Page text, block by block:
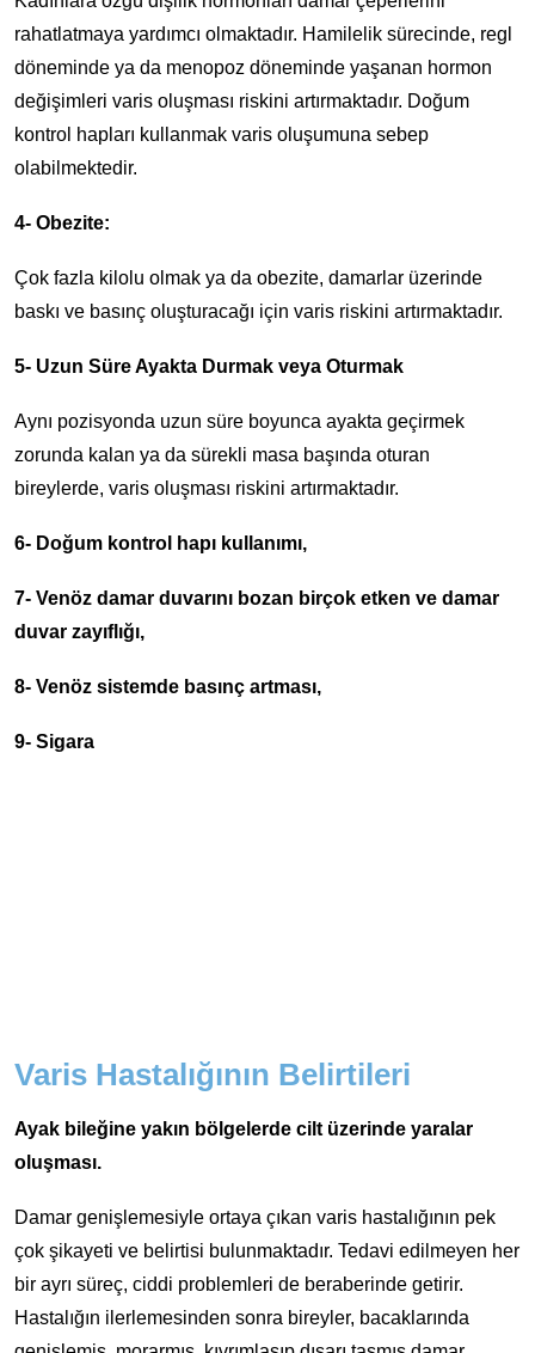
rahatlatmaya yardımcı olmaktadır. Hamilelik sürecinde, regl
döneminde ya da menopoz döneminde yaşanan hormon
değişimleri varis oluşması riskini artırmaktadır. Doğum
kontrol hapları kullanmak varis oluşumuna sebep
olabilmektedir.
4- Obezite:
Çok fazla kilolu olmak ya da obezite, damarlar üzerinde
baskı ve basınç oluşturacağı için varis riskini artırmaktadır.
5- Uzun Süre Ayakta Durmak veya Oturmak
Aynı pozisyonda uzun süre boyunca ayakta geçirmek
zorunda kalan ya da sürekli masa başında oturan
bireylerde, varis oluşması riskini artırmaktadır.
6- Doğum kontrol hapı kullanımı,
7- Venöz damar duvarını bozan birçok etken ve damar
duvar zayıflığı,
8- Venöz sistemde basınç artması,
9- Sigara
Varis Hastalığının Belirtileri
Ayak bileğine yakın bölgelerde cilt üzerinde yaralar
oluşması.
Damar genişlemesiyle ortaya çıkan varis hastalığının pek
çok şikayeti ve belirtisi bulunmaktadır. Tedavi edilmeyen her
bir ayrı süreç, ciddi problemleri de beraberinde getirir.
Hastalığın ilerlemesinden sonra bireyler, bacaklarında